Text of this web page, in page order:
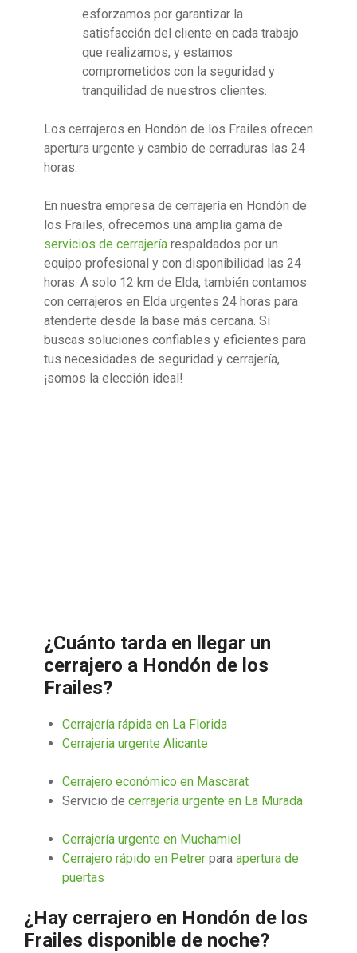
esforzamos por garantizar la
satisfacción del cliente en cada trabajo
que realizamos, y estamos
comprometidos con la seguridad y
tranquilidad de nuestros clientes.
Los cerrajeros en Hondón de los Frailes ofrecen
apertura urgente y cambio de cerraduras las 24
horas.
En nuestra empresa de cerrajería en Hondón de
los Frailes, ofrecemos una amplia gama de
servicios de cerrajería respaldados por un
equipo profesional y con disponibilidad las 24
horas. A solo 12 km de Elda, también contamos
con cerrajeros en Elda urgentes 24 horas para
atenderte desde la base más cercana. Si
buscas soluciones confiables y eficientes para
tus necesidades de seguridad y cerrajería,
¡somos la elección ideal!
¿Cuánto tarda en llegar un
cerrajero a Hondón de los
Frailes?
Cerrajería rápida en La Florida
Cerrajeria urgente Alicante
Cerrajero económico en Mascarat
Servicio de cerrajería urgente en La Murada
Cerrajería urgente en Muchamiel
Cerrajero rápido en Petrer para apertura de
puertas
¿Hay cerrajero en Hondón de los
Frailes disponible de noche?